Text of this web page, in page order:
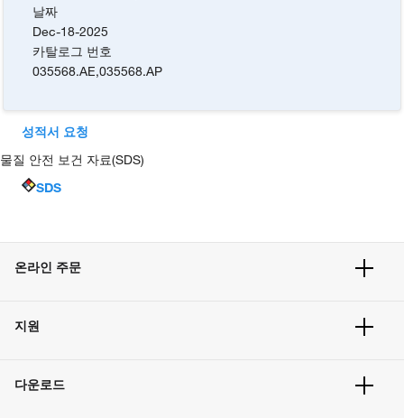
날짜
Dec-18-2025
카탈로그 번호
035568.AE,035568.AP
성적서 요청
물질 안전 보건 자료(SDS)
SDS
온라인 주문
주문 방법
벌크 주문
지원
고객 센터
다운로드